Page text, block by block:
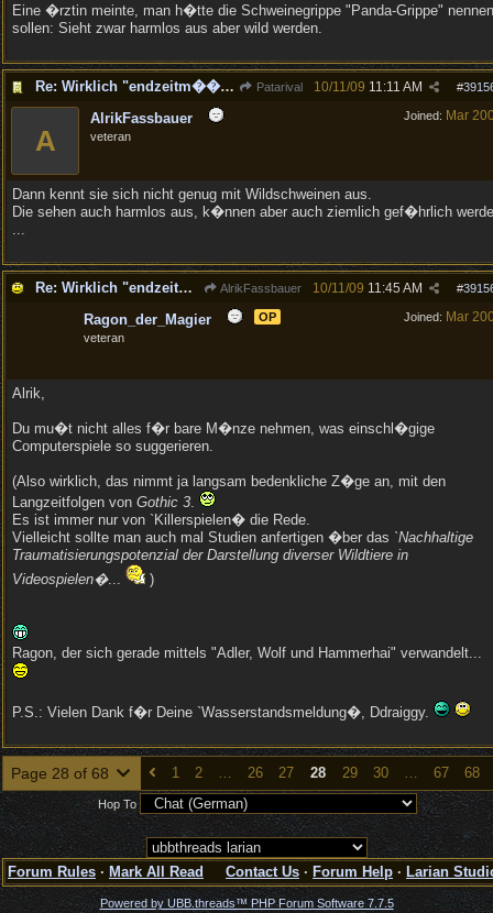
Eine �rztin meinte, man h�tte die Schweinegrippe "Panda-Grippe" nennen
sollen: Sieht zwar harmlos aus aber wild werden.
Re: Wirklich "endzeitm��ig", oder was?! Patarival #
10/11/09 11:11 AM
Joined: Mar
A
AlrikFassbauer
veteran
Dann kennt sie sich nicht genug mit Wildschweinen aus.
Die sehen auch harmlos aus, k�nnen aber auch ziemlich gef�hrlich
...
Re: Wirklich "endzeitm��ig", oder was?! AlrikFassbauer #
10/11/09 11:45 AM
Joined: Mar
Ragon_der_Magier
OP
veteran
Alrik,
Du mu�t nicht alles f�r bare M�nze nehmen, was einschl�gige
Computerspiele so suggerieren.
(Also wirklich, das nimmt ja langsam bedenkliche Z�ge an, mit den
Langzeitfolgen von Gothic 3.
Es ist immer nur von `Killerspielen� die Rede.
Vielleicht sollte man auch mal Studien anfertigen �ber das `Nachhaltige
Traumatisierungspotenzial der Darstellung diverser Wildtiere in
Videospielen�... )
Ragon, der sich gerade mittels "Adler, Wolf und Hammerhai" verwandelt...
P.S.: Vielen Dank f�r Deine `Wasserstandsmeldung�, Ddraiggy.
Page 28 of 68 1 2 … 26 27 28 29 30 … 67 68
Hop To
Forum Rules · Mark All Read Contact Us · Forum Help · Larian
Powered by UBB.threads™ PHP Forum Software 7.7.5